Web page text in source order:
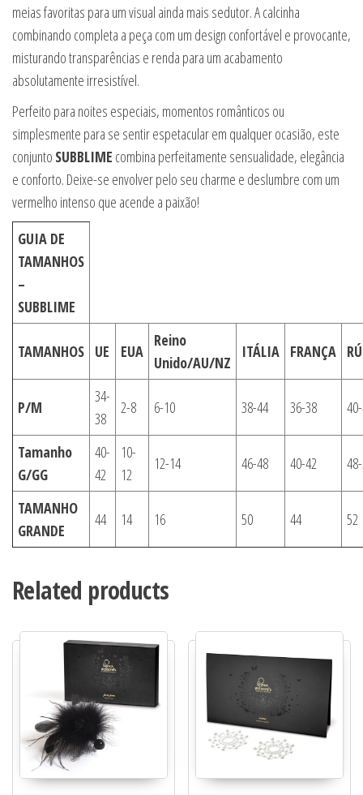
meias favoritas para um visual ainda mais sedutor. A calcinha
combinando completa a peça com um design confortável e provocante,
misturando transparências e renda para um acabamento
absolutamente irresistível.
Perfeito para noites especiais, momentos românticos ou
simplesmente para se sentir espetacular em qualquer ocasião, este
conjunto SUBBLIME combina perfeitamente sensualidade, elegância
e conforto. Deixe-se envolver pelo seu charme e deslumbre com um
vermelho intenso que acende a paixão!
GUIA DE
TAMANHOS
–
SUBBLIME
TAMANHOS UE EUA
Reino
Unido/AU/NZ
ITÁLIA FRANÇA
P/M
34-
38
2-8 6-10 38-44 36-38
Tamanho
G/GG
40-
42
10-
12
12-14 46-48 40-42
TAMANHO
GRANDE
44 14 16 50 44 52
Related products